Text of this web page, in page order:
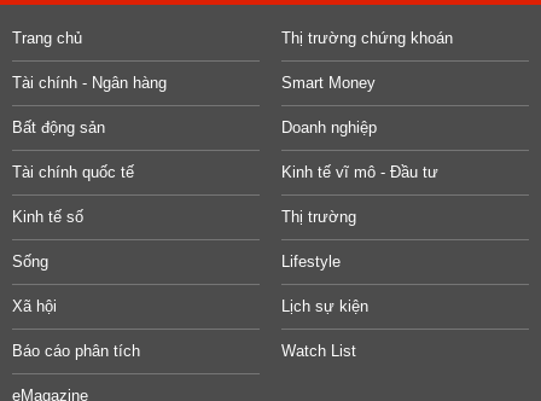
Trang chủ Thị trường chứng khoán
Tài chính - Ngân hàng Smart Money
Bất động sản Doanh nghiệp
Tài chính quốc tế Kinh tế vĩ mô - Đầu tư
Kinh tế số Thị trường
Sống Lifestyle
Xã hội Lịch sự kiện
Báo cáo phân tích Watch List
eMagazine